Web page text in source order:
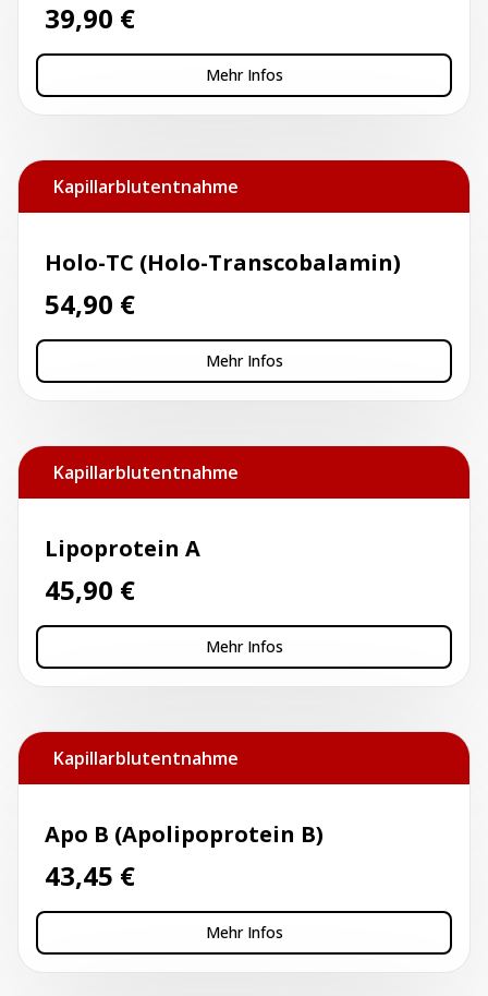
39,90 €
Mehr Infos
Kapillarblutentnahme
Holo-TC (Holo-Transcobalamin)
54,90 €
Mehr Infos
Kapillarblutentnahme
Lipoprotein A
45,90 €
Mehr Infos
Kapillarblutentnahme
Apo B (Apolipoprotein B)
43,45 €
Mehr Infos